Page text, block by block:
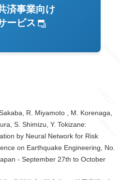
済事業向け
ービス
R. Miyamoto , M. Korenaga,
S. Shimizu, Y. Tokizane:
by Neural Network for Risk
on Earthquake Engineering, No.
- September 27th to October